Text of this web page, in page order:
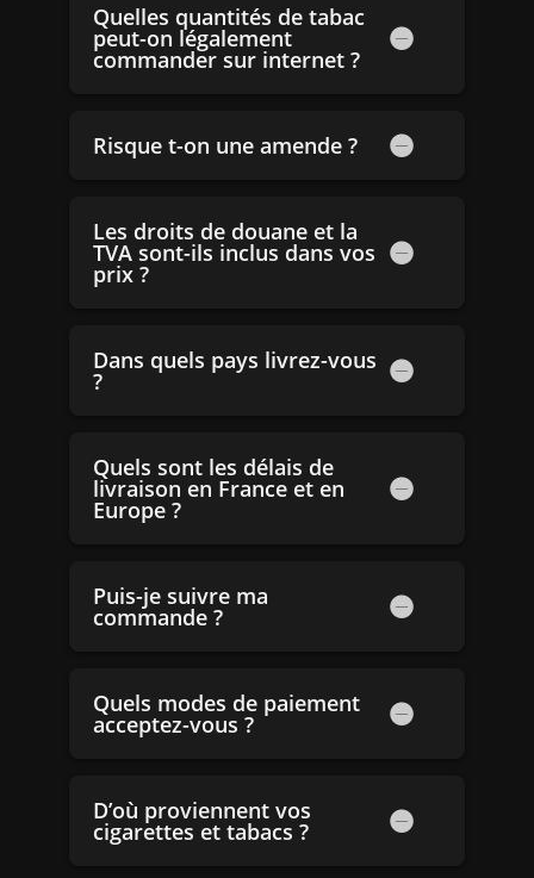
Quelles quantités de tabac
peut-on légalement
commander sur internet ?
Risque t-on une amende ?
Les droits de douane et la
TVA sont-ils inclus dans vos
prix ?
Dans quels pays livrez-vous
?
Quels sont les délais de
livraison en France et en
Europe ?
Puis-je suivre ma
commande ?
Quels modes de paiement
acceptez-vous ?
D’où proviennent vos
cigarettes et tabacs ?